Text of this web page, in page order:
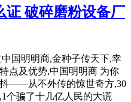
证 破碎磨粉设备厂
国明明商,金种子传天下,幸
点及优势,中国明明商 为你
——从不外传的惊世奇方,30
个骗了十几亿人民的大谎